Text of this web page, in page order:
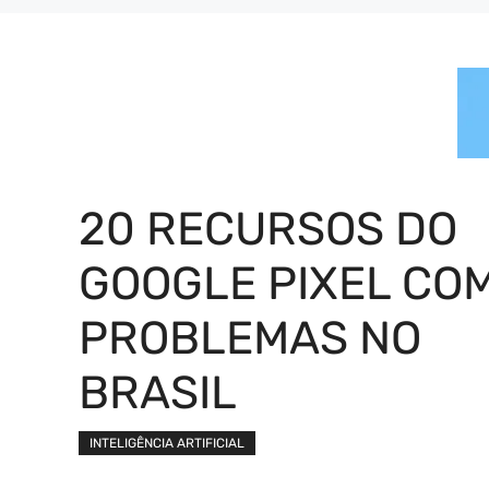
20 RECURSOS DO
GOOGLE PIXEL
PROBLEMAS NO
BRASIL
INTELIGÊNCIA ARTIFICIAL